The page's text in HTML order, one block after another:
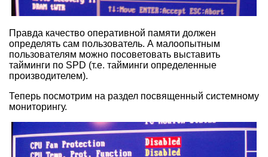
Правда качество оперативной памяти должен
определять сам пользователь. А малоопытным
пользователям можно посоветовать выставить
тайминги по SPD (т.е. тайминги определенные
производителем).
Теперь посмотрим на раздел посвященный системному
мониторингу.